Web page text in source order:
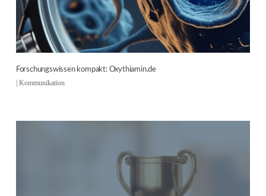
Forschungswissen kompakt: Oxythiamin.de
| Kommunikation